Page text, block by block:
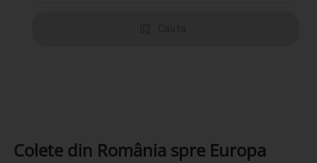
Colete din România spre Europa